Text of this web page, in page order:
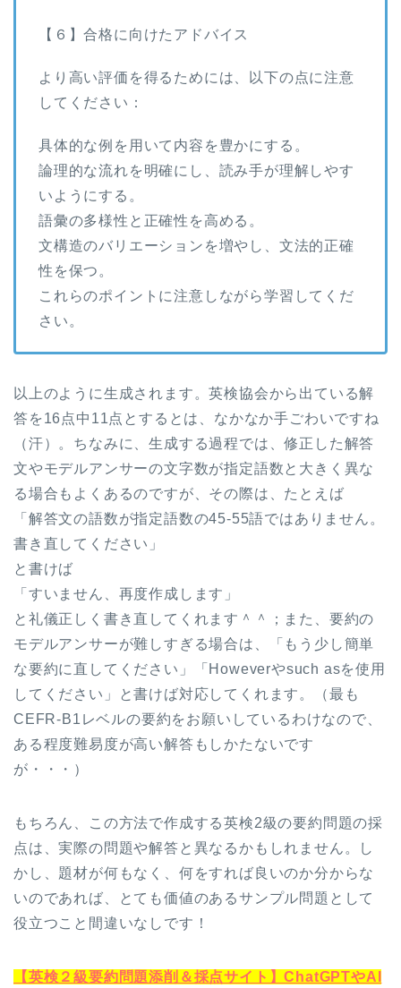
【６】合格に向けたアドバイス
より高い評価を得るためには、以下の点に注意
してください：
具体的な例を用いて内容を豊かにする。
論理的な流れを明確にし、読み手が理解しやす
いようにする。
語彙の多様性と正確性を高める。
文構造のバリエーションを増やし、文法的正確
性を保つ。
これらのポイントに注意しながら学習してくだ
さい。
以上のように生成されます。英検協会から出ている解
答を16点中11点とするとは、なかなか手ごわいですね
（汗）。ちなみに、生成する過程では、修正した解答
文やモデルアンサーの文字数が指定語数と大きく異な
る場合もよくあるのですが、その際は、たとえば
「解答文の語数が指定語数の45-55語ではありません。
書き直してください」
と書けば
「すいません、再度作成します」
と礼儀正しく書き直してくれます＾＾；また、要約の
モデルアンサーが難しすぎる場合は、「もう少し簡単
な要約に直してください」「Howeverやsuch asを使用
してください」と書けば対応してくれます。（最も
CEFR-B1レベルの要約をお願いしているわけなので、
ある程度難易度が高い解答もしかたないです
が・・・）
もちろん、この方法で作成する英検2級の要約問題の採
点は、実際の問題や解答と異なるかもしれません。し
かし、題材が何もなく、何をすれば良いのか分からな
いのであれば、とても価値のあるサンプル問題として
役立つこと間違いなしです！
【英検２級要約問題添削＆採点サイト】ChatGPTやAI